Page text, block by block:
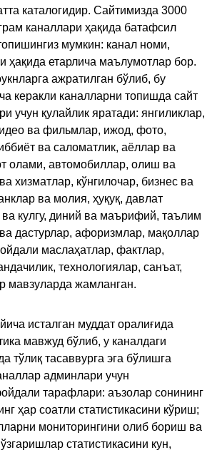
каталогидир. Сайтимизда 3000
каналлари ҳақида батафсил
мумкин: канал номи,
ҳақида етарлича маълумотлар бор.
ажратилган бўлиб, бу
керакли каналларни топишда сайт
учун қулайлик яратади: янгиликлар,
ва фильмлар, ижод, фото,
ва саломатлик, аёллар ва
олами, автомобиллар, олиш ва
хизматлар, кўнгилочар, бизнес ва
ва молия, ҳуқуқ, давлат
кулгу, диний ва маърифий, таълим
дастурлар, афоризмлар, мақоллар
маслаҳатлар, фактлар,
технологиялар, санъат,
мавзуларда жамланган.
исталган муддат оралиғида
мавжуд бўлиб, у каналдаги
тўлиқ тасаввурга эга бўлишга
админлари учун
тарафлари: аъзолар сонининг
ҳар соатли статистикасини кўриш;
мониторингини олиб бориш ва
статистикасини кун,